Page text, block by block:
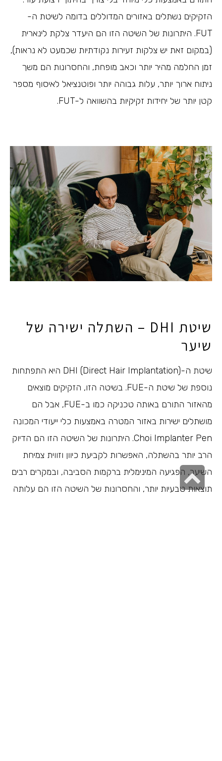
הזקיקים נשתלים באזורים המדוללים בדומה לשיטת ה-
FUT. היתרונות של השיטה הזו הם היעדר צלקת לינארית
(במקום זאת יש צלקות זעירות נקודתיות שכמעט לא נראות),
זמן החלמה מהיר יותר וכאב מופחת, והחסרונות הם משך
ניתוח ארוך יותר, עלות גבוהה יותר ופוטנציאל לאיסוף מספר
קטן יותר של יחידות זקיקיות בהשוואה ל-FUT.
שיטת DHI – השתלה ישירה של
שיער
שיטת ה-DHI (Direct Hair Implantation) היא התפתחות
נוספת של שיטת ה-FUE. בשיטה הזו, הזקיקים מוצאים
מהאזור התורם באותה טכניקה כמו ב-FUE, אבל הם
מושתלים ישירות באזור המטרה באמצעות כלי ייעודי המכונה
Choi Implanter Pen. היתרונות של השיטה הזו הם הדיוק
הרב יותר בהשתלה, האפשרות לקביעת כיוון וזווית צמיחת
השיער, הפגיעה המינימלית ברקמות הסביבה, ובמקרים רבים
תוצאות טבעיות יותר, והחסרונות של השיטה הזו הם עלותה
גלילה
לראש